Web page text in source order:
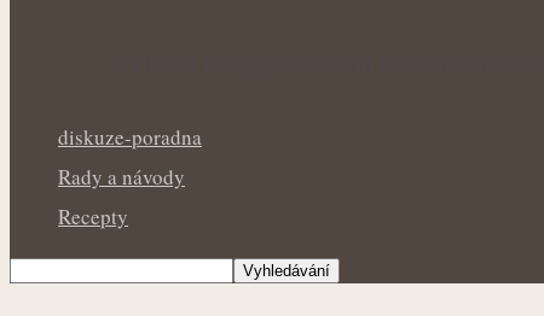
diskuze-poradna
Rady a návody
Recepty